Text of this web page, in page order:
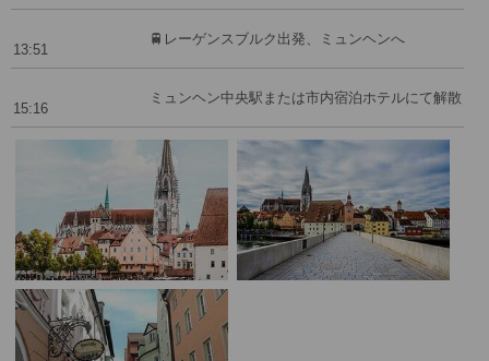
13:51
🚆レーゲンスブルク出発、ミュンヘンへ
15:16
ミュンヘン中央駅または市内宿泊ホテルにて解散